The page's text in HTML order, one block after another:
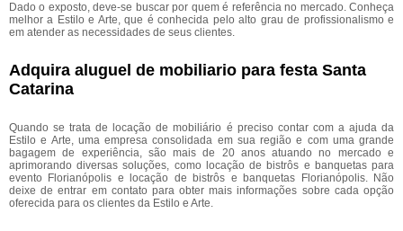
Dado o exposto, deve-se buscar por quem é referência no mercado. Conheça
melhor a Estilo e Arte, que é conhecida pelo alto grau de profissionalismo e
em atender as necessidades de seus clientes.
Adquira aluguel de mobiliario para festa Santa
Catarina
Quando se trata de locação de mobiliário é preciso contar com a ajuda da
Estilo e Arte, uma empresa consolidada em sua região e com uma grande
bagagem de experiência, são mais de 20 anos atuando no mercado e
aprimorando diversas soluções, como locação de bistrôs e banquetas para
evento Florianópolis e locação de bistrôs e banquetas Florianópolis. Não
deixe de entrar em contato para obter mais informações sobre cada opção
oferecida para os clientes da Estilo e Arte.